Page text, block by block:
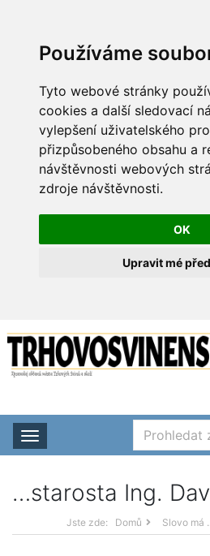
Používáme
Tyto webové stránky
cookies a další sledovací
vylepšení uživatelského
přizpůsobeného obsahu a
návštěvnosti webových
zdroje návštěvnosti.
OK
Upravit mé
Rozbalit nabídku
…starosta Ing.
Jste zde: Domů Slovo má